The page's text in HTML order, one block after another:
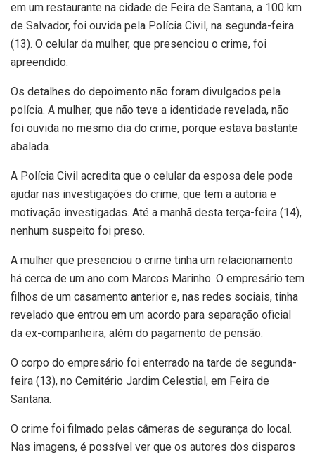
em um restaurante na cidade de Feira de Santana, a 100 km
de Salvador, foi ouvida pela Polícia Civil, na segunda-feira
(13). O celular da mulher, que presenciou o crime, foi
apreendido.
Os detalhes do depoimento não foram divulgados pela
polícia. A mulher, que não teve a identidade revelada, não
foi ouvida no mesmo dia do crime, porque estava bastante
abalada.
A Polícia Civil acredita que o celular da esposa dele pode
ajudar nas investigações do crime, que tem a autoria e
motivação investigadas. Até a manhã desta terça-feira (14),
nenhum suspeito foi preso.
A mulher que presenciou o crime tinha um relacionamento
há cerca de um ano com Marcos Marinho. O empresário tem
filhos de um casamento anterior e, nas redes sociais, tinha
revelado que entrou em um acordo para separação oficial
da ex-companheira, além do pagamento de pensão.
O corpo do empresário foi enterrado na tarde de segunda-
feira (13), no Cemitério Jardim Celestial, em Feira de
Santana.
O crime foi filmado pelas câmeras de segurança do local.
Nas imagens, é possível ver que os autores dos disparos